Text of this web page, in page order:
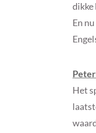
dikke
En
Het